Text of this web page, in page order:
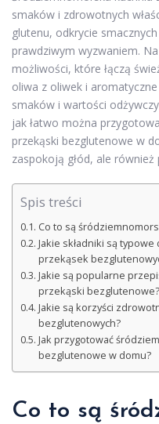
smaków i zdrowotnych
glutenu, odkrycie
prawdziwym wyzwaniem.
możliwości, które łączą
oliwa z oliwek i
smaków i wartości
jak łatwo można
przekąski bezglutenowe w
zaspokoją głód, ale
Spis treści
Co to są
Jakie składniki są
przekąsek
Jakie są popularne
przekąski bezglutenowe?
Jakie są korzyści
bezglutenowych?
Jak przygotować
bezglutenowe w domu?
Co to są